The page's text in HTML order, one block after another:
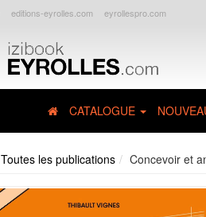
editions-eyrolles.com eyrollespro.com
CATALOGUE
Toutes les publications Concevoir et